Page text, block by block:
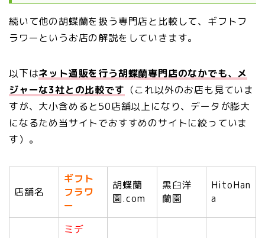
続いて他の胡蝶蘭を扱う専門店と比較して、ギフトフ
ラワーというお店の解説をしていきます。
以下はネット通販を行う胡蝶蘭専門店のなかでも、メ
ジャーな3社との比較です （これ以外のお店も見ていま
すが、大小含めると50店舗以上になり、データが膨大
になるため当サイトでおすすめのサイトに絞っていま
す）。
店舗名
ギフト
フラワ
ー
胡蝶蘭
園.com
黒臼洋
蘭園
HitoHan
a
ミデ